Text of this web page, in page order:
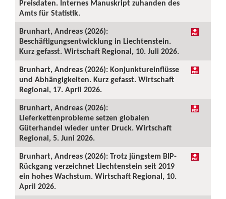
Preisdaten. Internes Manuskript zuhanden des
Amts für Statistik.
Brunhart, Andreas (2026):
Beschäftigungsentwicklung in Liechtenstein.
Kurz gefasst. Wirtschaft Regional, 10. Juli 2026.
Brunhart, Andreas (2026): Konjunktureinflüsse
und Abhängigkeiten. Kurz gefasst. Wirtschaft
Regional, 17. April 2026.
Brunhart, Andreas (2026):
Lieferkettenprobleme setzen globalen
Güterhandel wieder unter Druck. Wirtschaft
Regional, 5. Juni 2026.
Brunhart, Andreas (2026): Trotz jüngstem BIP-
Rückgang verzeichnet Liechtenstein seit 2019
ein hohes Wachstum. Wirtschaft Regional, 10.
April 2026.